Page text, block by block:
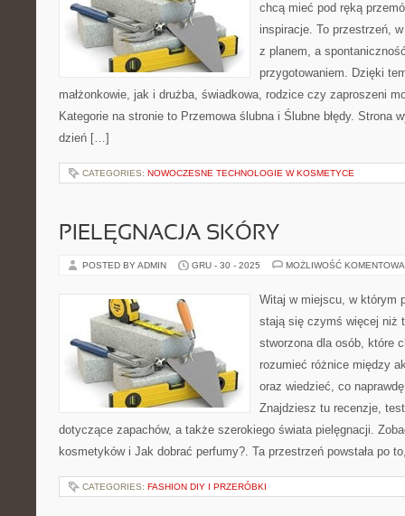
chcą mieć pod ręką
inspiracje. To przestrzeń,
z planem, a
przygotowaniem. Dzięki
małżonkowie, jak i drużba, świadkowa, rodzice czy zaproszeni
Kategorie na stronie to Przemowa ślubna i Ślubne błędy. Strona
dzień […]
CATEGORIES: NOWOCZESNE TECHNOLOGIE W KOSMETYCE
PIELĘGNACJA SKÓRY
POSTED BY ADMIN GRU - 30 - 2025 MOŻLIWOŚĆ
Witaj w miejscu, w którym
stają się czymś więcej niż
stworzona dla osób, które
rozumieć różnice między
oraz wiedzieć, co
Znajdziesz tu recenzje,
dotyczące zapachów, a także szerokiego świata pielęgnacji.
kosmetyków i Jak dobrać perfumy?. Ta przestrzeń powstała po
CATEGORIES: FASHION DIY I PRZERÓBKI